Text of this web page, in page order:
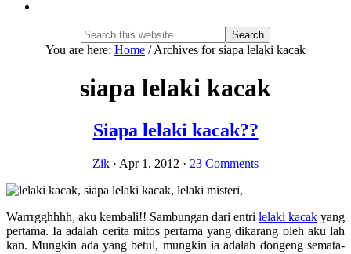
Search
this
Hide
You are here: Home /Archives for siapa lelaki kacak
siapa lelaki kacak
Siapa lelaki kacak??
Zik · Apr 1, 2012 · 23 Comments
Warrrgghhhh, aku kembali!! Sambungan dari entri lelaki kacak yang
pertama. Ia adalah cerita mitos pertama yang dikarang oleh aku lah
kan. Mungkin ada yang betul, mungkin ia adalah dongeng semata-